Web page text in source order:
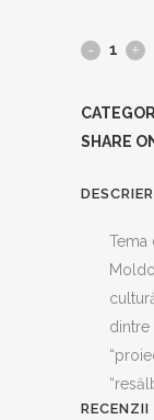
Însemnări
SHARE
Tema
dintre
RECENZII